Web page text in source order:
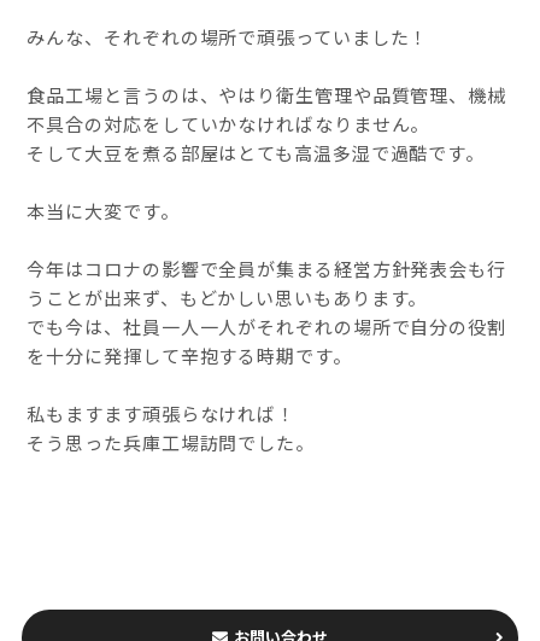
みんな、それぞれの場所で頑張っていました！
食品工場と言うのは、やはり衛生管理や品質管理、機械
不具合の対応をしていかなければなりません。
そして大豆を煮る部屋はとても高温多湿で過酷です。
本当に大変です。
今年はコロナの影響で全員が集まる経営方針発表会も行
うことが出来ず、もどかしい思いもあります。
でも今は、社員一人一人がそれぞれの場所で自分の役割
を十分に発揮して辛抱する時期です。
私もますます頑張らなければ！
そう思った兵庫工場訪問でした。